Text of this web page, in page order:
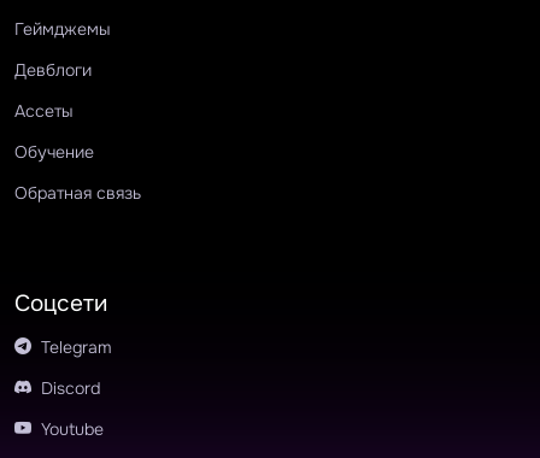
Геймджемы
Девблоги
Ассеты
Обучение
Обратная связь
Соцсети
Telegram
Discord
Youtube